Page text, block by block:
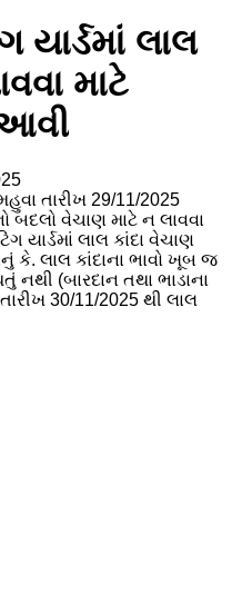
યાર્ડમાં લાલ
માટે
તારીખ 29/11/2025
બદલો વેચાણ માટે ન લાવવા
યાર્ડમાં લાલ કાંદા વેચાણ
કે. લાલ કાંદાના ભાવો ખૂબ જ
નથી (બારદાન તથા ભાડાના
30/11/2025 થી લાલ